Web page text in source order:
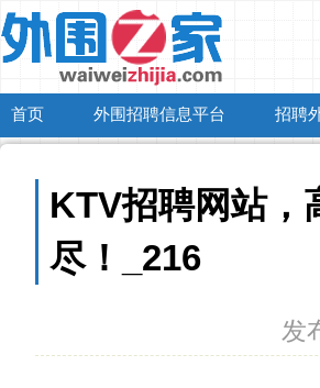
首页 外围招聘信息平台 招聘
KTV招聘网站，
尽！_216
发